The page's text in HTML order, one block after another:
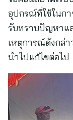
อุปกรณ์ที่ใช้ในก
รับทราบปัญหาแล
เหตุการณ์ดังกล่
นำไปแก้ไขต่อไป